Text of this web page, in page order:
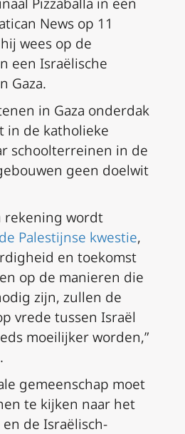
News op 11
wees op de
een Israëlische
Gaza.
in Gaza onderdak
in de katholieke
schoolterreinen in de
geen doelwit
rekening wordt
de Palestijnse kwestie,
en toekomst
op de manieren die
zijn, zullen de
vrede tussen Israël
moeilijker worden,”
gemeenschap moet
te kijken naar het
de Israëlisch-